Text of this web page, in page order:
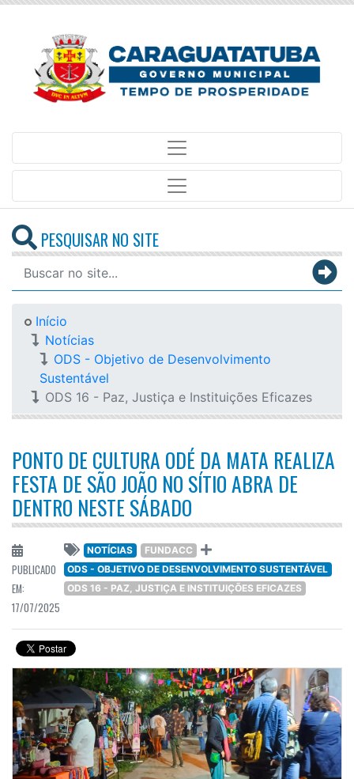
PESQUISAR NO SITE
Início
Notícias
ODS - Objetivo de Desenvolvimento
Sustentável
ODS 16 - Paz, Justiça e Instituições Eficazes
PONTO DE CULTURA ODÉ DA MATA REALIZA
FESTA DE SÃO JOÃO NO SÍTIO ABRA DE
DENTRO NESTE SÁBADO
PUBLICADO
EM:
17/07/2025
NOTÍCIAS
FUNDACC
ODS - OBJETIVO DE DESENVOLVIMENTO SUSTENTÁVEL
ODS 16 - PAZ, JUSTIÇA E INSTITUIÇÕES EFICAZES